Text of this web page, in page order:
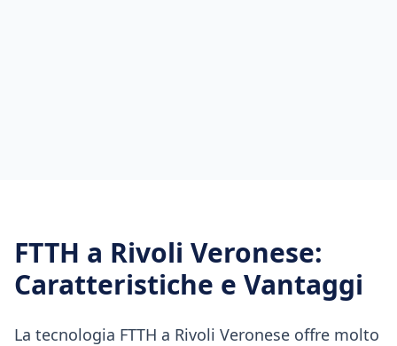
FTTH a Rivoli Veronese:
Caratteristiche e Vantaggi
La tecnologia FTTH a Rivoli Veronese offre molto